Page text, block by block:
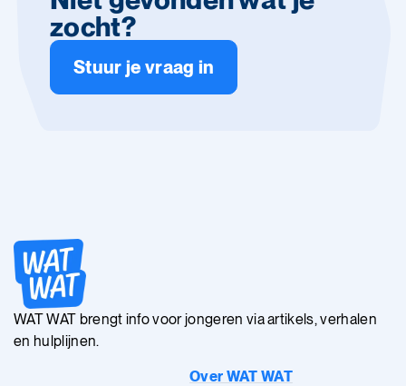
zocht?
Stuur je vraag in
WAT WAT brengt info voor jongeren via artikels, verhalen
en hulplijnen.
Over WAT WAT